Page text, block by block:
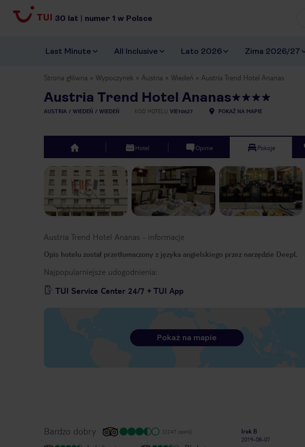
30 lat | numer 1 w Polsce
Last Minute All Inclusive Lato 2026 Zima 2026/27
Strona główna Wypoczynek Austria Wiedeń Austria Trend Hotel Ananas
Austria Trend Hotel Ananas
AUSTRIA WIEDEŃ WIEDEŃ KOD HOTELU VIE10627 POKAŻ NA MAPIE
top Hotel Opinie Pokoje
Previous slide
Kiedy
kawą,
ktoś
Austria Trend Hotel Ananas - informacje
Opis hotelu został przetłumaczony z języka angielskiego przez narzędzie DeepL
Najpopularniejsze udogodnienia:
TUI Service Center 24/7 + TUI App
Pokaż na mapie
Bardzo dobry (2247 opinii)
Irek B
2019-08-07